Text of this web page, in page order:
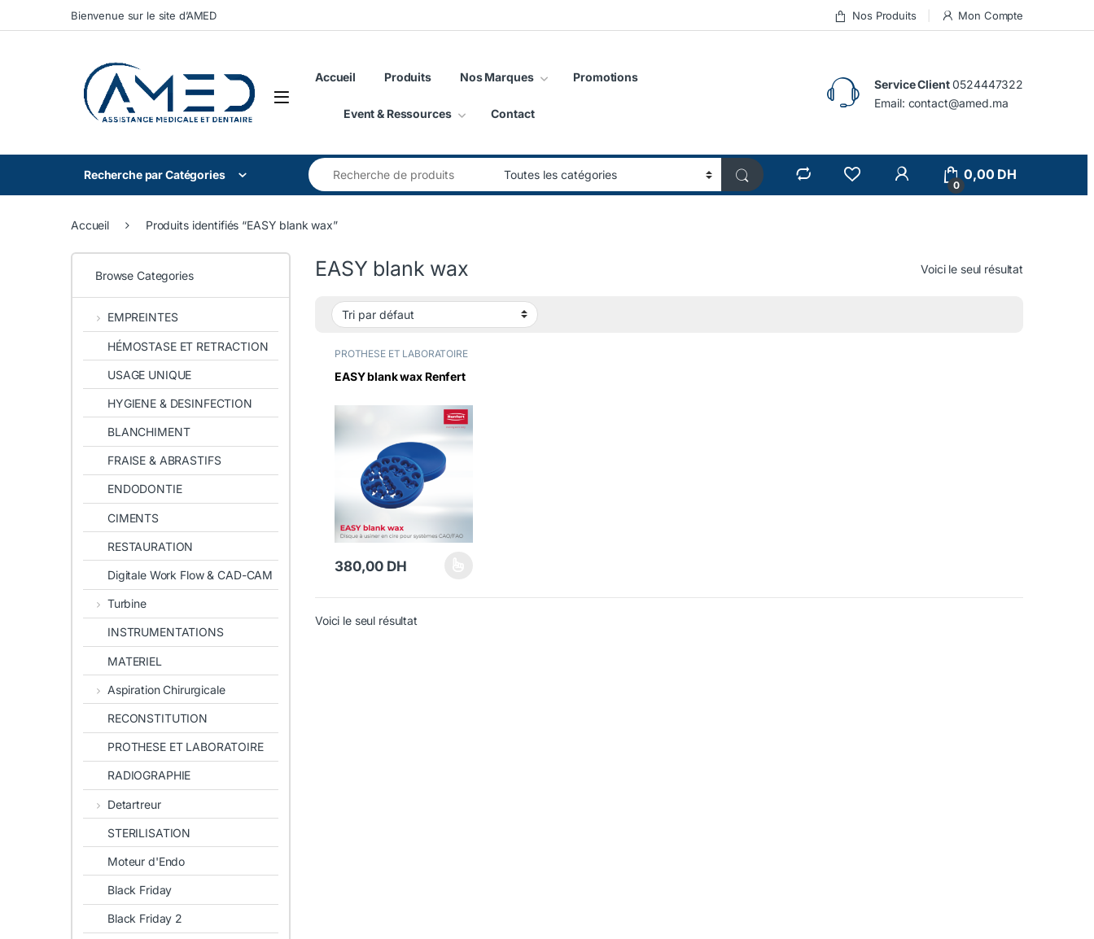
Skip to navigation
Skip to contentBienvenue sur le site d’AMED Nos Produits Mon Compte
Accueil Produits Nos Marques Promotions
Event & Ressources Contact
Service Client 0524447322
Email: contact@amed.ma
Recherche par Catégories
Search for:
0
0,00 DH
Accueil Produits identifiés “EASY blank wax”
EASY blank wax Voici le seul résultat
PROTHESE ET LABORATOIRE
EASY blank wax Renfert
380,00 DH
Ce produit a plusieurs variations. Les options peuvent être choisies sur la page du produit
Voici le seul résultat
Browse Categories
EMPREINTES
HÉMOSTASE ET RETRACTION
USAGE UNIQUE
HYGIENE & DESINFECTION
BLANCHIMENT
FRAISE & ABRASTIFS
ENDODONTIE
CIMENTS
RESTAURATION
Digitale Work Flow & CAD-CAM
Turbine
INSTRUMENTATIONS
MATERIEL
Aspiration Chirurgicale
RECONSTITUTION
PROTHESE ET LABORATOIRE
RADIOGRAPHIE
Detartreur
STERILISATION
Moteur d'Endo
Black Friday
Black Friday 2